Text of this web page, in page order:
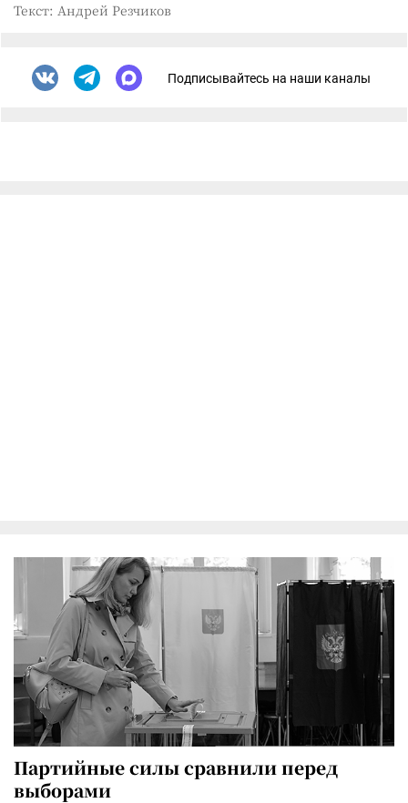
Текст: Андрей Резчиков
Подписывайтесь на наши каналы
Партийные силы сравнили перед
выборами